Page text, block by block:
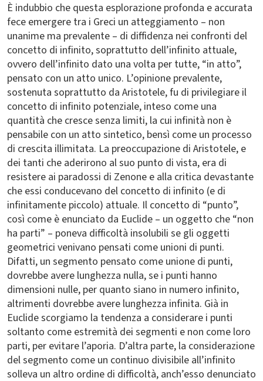
È indubbio che questa esplorazione profonda e accurata
fece emergere tra i Greci un atteggiamento – non
unanime ma prevalente – di diffidenza nei confronti del
concetto di infinito, soprattutto dell’infinito attuale,
ovvero dell’infinito dato una volta per tutte, “in atto”,
pensato con un atto unico. L’opinione prevalente,
sostenuta soprattutto da Aristotele, fu di privilegiare il
concetto di infinito potenziale, inteso come una
quantità che cresce senza limiti, la cui infinità non è
pensabile con un atto sintetico, bensì come un processo
di crescita illimitata. La preoccupazione di Aristotele, e
dei tanti che aderirono al suo punto di vista, era di
resistere ai paradossi di Zenone e alla critica devastante
che essi conducevano del concetto di infinito (e di
infinitamente piccolo) attuale. Il concetto di “punto”,
così come è enunciato da Euclide – un oggetto che “non
ha parti” – poneva difficoltà insolubili se gli oggetti
geometrici venivano pensati come unioni di punti.
Difatti, un segmento pensato come unione di punti,
dovrebbe avere lunghezza nulla, se i punti hanno
dimensioni nulle, per quanto siano in numero infinito,
altrimenti dovrebbe avere lunghezza infinita. Già in
Euclide scorgiamo la tendenza a considerare i punti
soltanto come estremità dei segmenti e non come loro
parti, per evitare l’aporia. D’altra parte, la considerazione
del segmento come un continuo divisibile all’infinito
solleva un altro ordine di difficoltà, anch’esso denunciato